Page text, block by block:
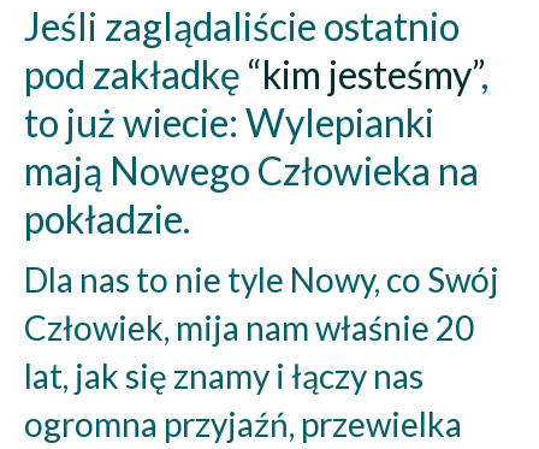
Jeśli zaglądaliście ostatnio
pod zakładkę “kim jesteśmy”,
to już wiecie: Wylepianki
mają Nowego Człowieka na
pokładzie.
Dla nas to nie tyle Nowy, co Swój
Człowiek, mija nam właśnie 20
lat, jak się znamy i łączy nas
ogromna przyjaźń, przewielka